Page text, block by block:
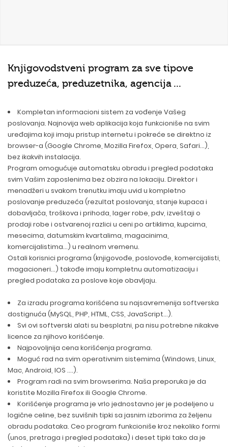
Knjigovodstveni program za sve tipove
preduzeća, preduzetnika, agencija ...
Kompletan informacioni sistem za vođenje Vašeg
poslovanja. Najnovija web aplikacija koja funkcioniše na svim
uređajima koji imaju pristup internetu i pokreće se direktno iz
browser-a (Google Chrome, Mozilla Firefox, Opera, Safari...),
bez ikakvih instalacija.
Program omogućuje automatsku obradu i pregled podataka
svim Vašim zaposlenima bez obzira na lokaciju. Direktor i
menadžeri u svakom trenutku imaju uvid u kompletno
poslovanje preduzeća (rezultat poslovanja, stanje kupaca i
dobavljača, troškova i prihoda, lager robe, pdv, izveštaji o
prodaji robe i ostvarenoj razlici u ceni po artiklima, kupcima,
mesecima, datumskim kvartalima, magacinima,
komercijalistima...) u realnom vremenu.
Ostali korisnici programa (knjigovođe, poslovođe, komercijalisti,
magacioneri...) takođe imaju kompletnu automatizaciju i
pregled podataka za poslove koje obavljaju.
Za izradu programa korišćena su najsavremenija softverska
dostignuća (MySQL, PHP, HTML, CSS, JavaScript...).
Svi ovi softverski alati su besplatni, pa nisu potrebne nikakve
licence za njihovo korišćenje.
Najpovoljnija cena korišćenja programa.
Moguć rad na svim operativnim sistemima (Windows, Linux,
Mac, Android, IOS ....).
Program radi na svim browserima. Naša preporuka je da
koristite Mozilla Firefox ili Google Chrome.
Korišćenje programa je vrlo jednostavno jer je podeljeno u
logične celine, bez suvišnih tipki sa jasnim izborima za željenu
obradu podataka. Ceo program funkcioniše kroz nekoliko formi
(unos, pretraga i pregled podataka) i deset tipki tako da je